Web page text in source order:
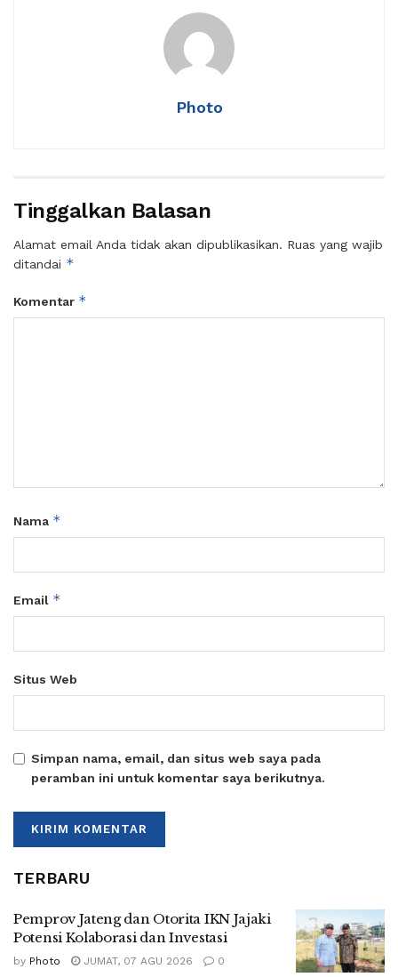
Photo
Tinggalkan Balasan
Alamat email Anda tidak akan dipublikasikan. Ruas yang wajib
ditandai *
Komentar *
Nama *
Email *
Situs Web
Simpan nama, email, dan situs web saya pada
peramban ini untuk komentar saya berikutnya.
TERBARU
Pemprov Jateng dan Otorita IKN Jajaki
Potensi Kolaborasi dan Investasi
by Photo JUMAT, 07 AGU 2026 0